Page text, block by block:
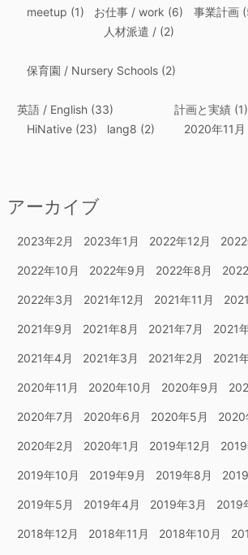
meetup (1) お仕事 / work (6)
人材派遣 /(2)
事業計画
保育園 / Nursery Schools(2)
英語 / English(33)
HiNative(23) lang8 (2)
計画と実績(1)
2020年11月
アーカイブ
2023年2月 2023年1月 2022年12月 2022
2022年10月 2022年9月 2022年8月
2022年3月 2021年12月 2021年11月
2021年9月 2021年8月 2021年7月 2021
2021年4月 2021年3月 2021年2月 2021
2020年11月 2020年10月 2020年9月
2020年7月 2020年6月 2020年5月 2020
2020年2月 2020年1月 2019年12月 2019
2019年10月 2019年9月 2019年8月
2019年5月 2019年4月 2019年3月 2019
2018年12月 2018年11月 2018年10月